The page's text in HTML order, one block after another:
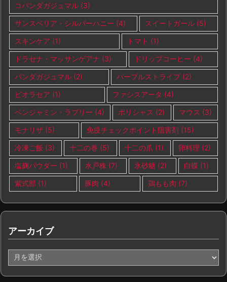
コパンダガジュマル (3)
サンスベリア・シルバーハニー (4) スイートガール (5)
スキンケア (1) トマト (1)
ドラセナ・マッサンゲアナ (3) ドリップコーヒー (4)
パンダガジュマル (2) パープルストライプ(2)
ビオラセア (1) ファシスアータ (4)
ベンジャミン・ラブリー (4) ポリシャス (2) マウス (3)
モナリザ (5) 免疫チェックポイント阻害剤 (15)
冷凍ご飯 (3) 十二の巻 (5) 十二の爪 (1) 卵料理 (2)
塩麹パウダー (1) 水戸株 (7) 氷砂糖 (2) 白蝶 (1)
紫式部 (1) 豚肉 (4) 鶏もも肉 (7)
アーカイブ
ー